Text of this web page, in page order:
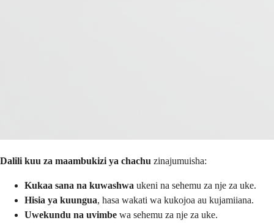
Dalili kuu za maambukizi ya chachu zinajumuisha:
Kukaa sana na kuwashwa ukeni na sehemu za nje za uke.
Hisia ya kuungua, hasa wakati wa kukojoa au kujamiiana.
Uwekundu na uvimbe wa sehemu za nje za uke.